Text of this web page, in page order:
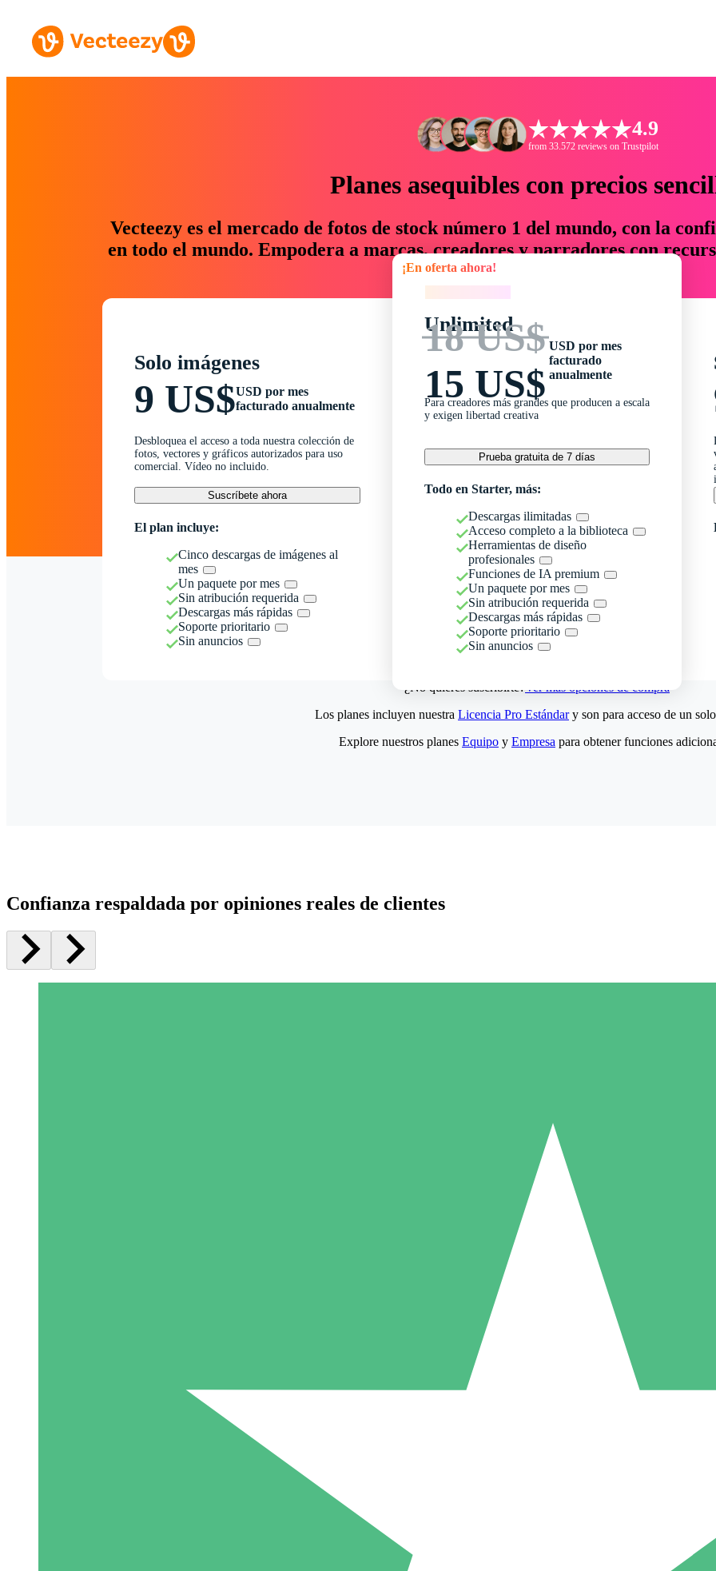
4.9
from 33.572 reviews on Trustpilot
Planes asequibles con precios
Vecteezy es el mercado de fotos de stock número 1 del mundo, con la
en todo el mundo. Empodera a marcas, creadores y narradores con
un 76 % en tiempo y presupuesto.
Solo imágenes
9 US$USD por mes
facturado anualmente
Desbloquea el acceso a toda nuestra colección de
fotos, vectores y gráficos autorizados para uso
comercial. Vídeo no incluido.
Suscríbete ahora
El plan incluye:
Cinco descargas de imágenes al
mes
Un paquete por mes
Sin atribución requerida
Descargas más rápidas
Soporte prioritario
Sin anuncios
¡En oferta ahora!
Unlimited
18 US$
15 US$
USD por mes
facturado
anualmente
Para creadores más grandes que producen a escala
y exigen libertad creativa
Prueba gratuita de 7 días
Todo en Starter, más:
Descargas ilimitadas
Acceso completo a la biblioteca
Herramientas de diseño
profesionales
Funciones de IA premium
Un paquete por mes
Sin atribución requerida
Descargas más rápidas
Soporte prioritario
Sin anuncios
¿No quieres suscribirte?Ver más opciones de compra
5 Descargas
15
Los planes incluyen nuestra Licencia Pro Estándary son para acceso de un
Explore nuestros planes Equipo y Empresa para obtener funciones
Confianza respaldada por opiniones reales de clientes